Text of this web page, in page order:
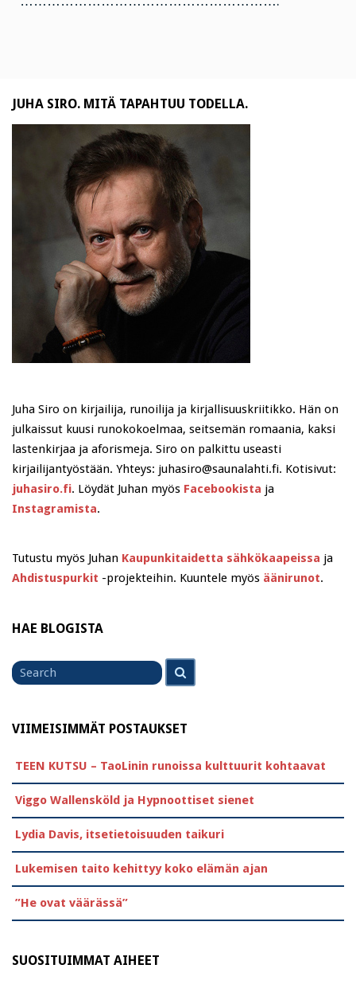
JUHA SIRO. MITÄ TAPAHTUU TODELLA.
Juha Siro on kirjailija, runoilija ja kirjallisuuskriitikko. Hän on
julkaissut kuusi runokokoelmaa, seitsemän romaania, kaksi
lastenkirjaa ja aforismeja. Siro on palkittu useasti
kirjailijantyöstään. Yhteys: juhasiro@saunalahti.fi. Kotisivut:
juhasiro.fi. Löydät Juhan myös Facebookista ja
Instagramista.
Tutustu myös Juhan Kaupunkitaidetta sähkökaapeissa ja
Ahdistuspurkit -projekteihin. Kuuntele myös äänirunot.
HAE BLOGISTA
Search
for
VIIMEISIMMÄT POSTAUKSET
TEEN KUTSU – TaoLinin runoissa kulttuurit kohtaavat
Viggo Wallensköld ja Hypnoottiset sienet
Lydia Davis, itsetietoisuuden taikuri
Lukemisen taito kehittyy koko elämän ajan
”He ovat väärässä”
SUOSITUIMMAT AIHEET